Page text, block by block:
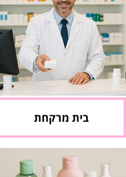
בית מרקחת